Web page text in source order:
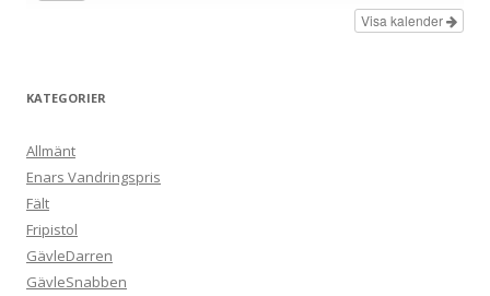
Visa kalender
KATEGORIER
Allmänt
Enars Vandringspris
Fält
Fripistol
GävleDarren
GävleSnabben